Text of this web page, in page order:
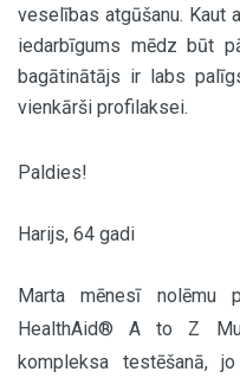
veselības atgūšanu. Kaut
iedarbīgums mēdz būt
bagātinātājs ir labs
vienkārši profilaksei.
Paldies!
Harijs, 64 gadi
Marta mēnesī nolēmu
HealthAid® A to Z
kompleksa testēšanā,